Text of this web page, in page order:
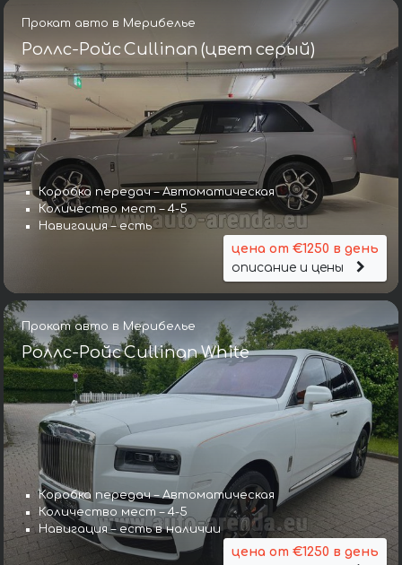
Прокат авто в Мерибелье
Роллс-Ройс Cullinan (цвет серый)
Коробка передач – Автоматическая
Количество мест – 4-5
Навигация – есть
цена от €1250 в день
описание и цены
Прокат авто в Мерибелье
Роллс-Ройс Cullinan White
Коробка передач – Автоматическая
Количество мест – 4-5
Навигация – есть в наличии
цена от €1250 в день